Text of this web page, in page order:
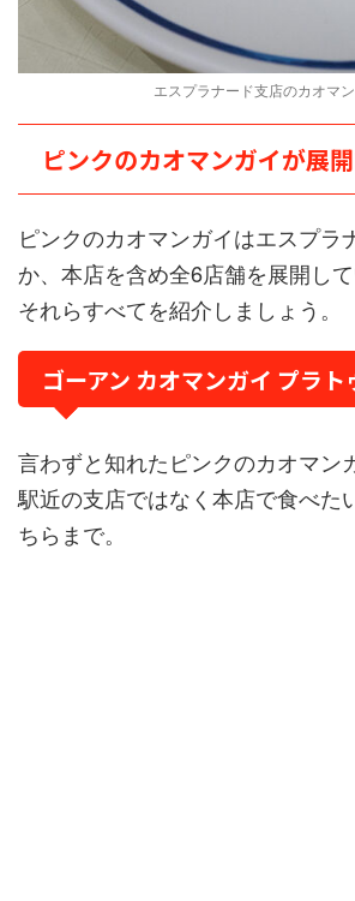
エスプラナード支店のカオマ
ピンクのカオマンガイが展
ピンクのカオマンガイはエスプラ
か、本店を含め全6店舗を展開して
それらすべてを紹介しましょう。
ゴーアン カオマンガイ プラ
言わずと知れたピンクのカオマン
駅近の支店ではなく本店で食べた
ちらまで。